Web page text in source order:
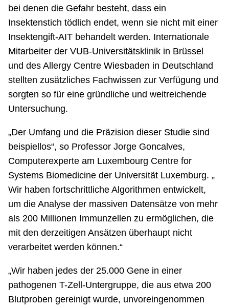
bei denen die Gefahr besteht, dass ein
Insektenstich tödlich endet, wenn sie nicht mit einer
Insektengift-AIT behandelt werden. Internationale
Mitarbeiter der VUB-Universitätsklinik in Brüssel
und des Allergy Centre Wiesbaden in Deutschland
stellten zusätzliches Fachwissen zur Verfügung und
sorgten so für eine gründliche und weitreichende
Untersuchung.
„Der Umfang und die Präzision dieser Studie sind
beispiellos“, so Professor Jorge Goncalves,
Computerexperte am Luxembourg Centre for
Systems Biomedicine der Universität Luxemburg. „
Wir haben fortschrittliche Algorithmen entwickelt,
um die Analyse der massiven Datensätze von mehr
als 200 Millionen Immunzellen zu ermöglichen, die
mit den derzeitigen Ansätzen überhaupt nicht
verarbeitet werden können.“
„Wir haben jedes der 25.000 Gene in einer
pathogenen T-Zell-Untergruppe, die aus etwa 200
Blutproben gereinigt wurde, unvoreingenommen